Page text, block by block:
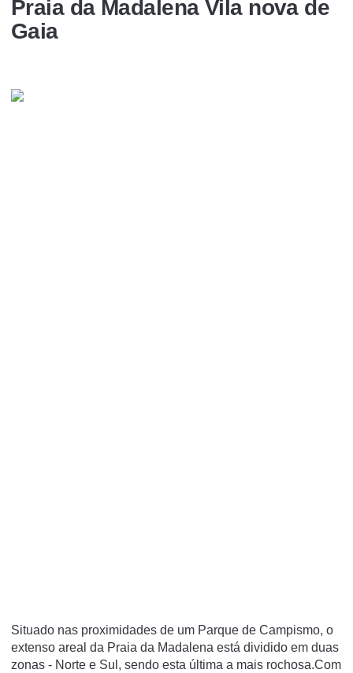
Praia da Madalena Vila nova de
Gaia
Situado nas proximidades de um Parque de Campismo, o
extenso areal da Praia da Madalena está dividido em duas
zonas - Norte e Sul, sendo esta última a mais rochosa.Com